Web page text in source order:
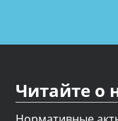
Читайте о